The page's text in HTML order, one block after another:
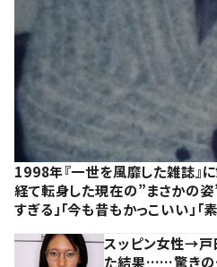
1998年『一世を風靡した雑誌』
経て転身した現在の”まさかの姿”
すぎる」「今も昔もかっこいい」「
スッピン女性→戸
た結果……驚きの